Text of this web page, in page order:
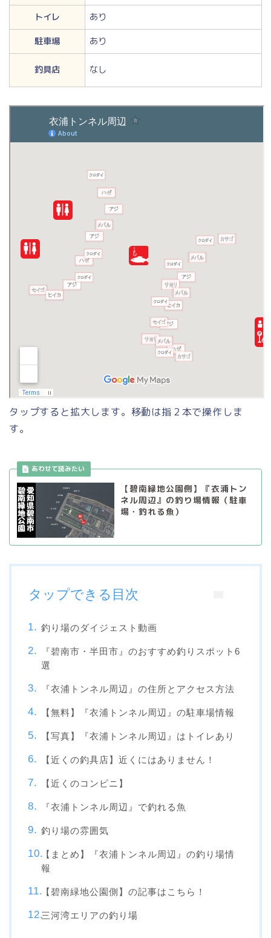
トイレ
あり
駐車場
あり
釣具店 なし
タップすると拡大します。移動は指２本で操作しま
す。
【碧南緑地公園側】『衣浦トン
ネル周辺』の釣り場情報（駐車
場・釣れる魚）
タップできる目次
釣り場のダイジェスト動画
『碧南市・半田市』のおすすめ釣りスポット6
選
『衣浦トンネル周辺』の住所とアクセス方法
【無料】『衣浦トンネル周辺』の駐車場情報
【写真】『衣浦トンネル周辺』はトイレあり
【近くの釣具店】近くにはありません！
【近くのコンビニ】
『衣浦トンネル周辺』で釣れる魚
釣り場の雰囲気
【まとめ】『衣浦トンネル周辺』の釣り場情
報
【碧南緑地公園側】の記事はこちら！
三河湾エリアの釣り場